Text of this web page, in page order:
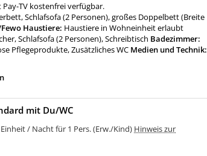
TV kostenfrei verfügbar.
Schlafsofa (2 Personen), großes Doppelbett (Breite
Haustiere: Haustiere in Wohneinheit erlaubt
Schlafsofa (2 Personen), Schreibtisch Badezimmer:
Pflegeprodukte, Zusätzliches WC Medien und Technik:
mit Du/WC
/ Nacht für 1 Pers. (Erw./Kind) Hinweis zur